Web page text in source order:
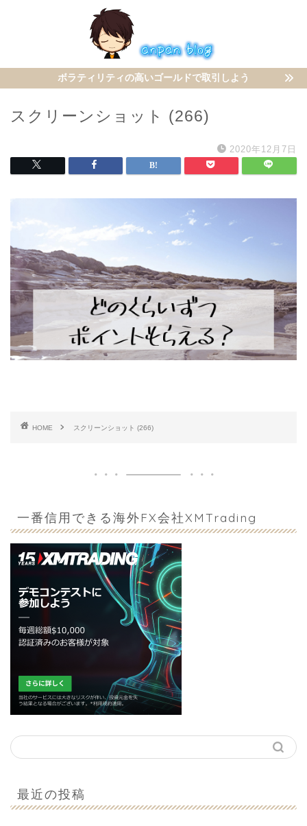
ボラティリティの高いゴールドで取引しよう
スクリーンショット (266)
2020年12月7日
HOME スクリーンショット (266)
一番信用できる海外FX会社XMTrading
最近の投稿